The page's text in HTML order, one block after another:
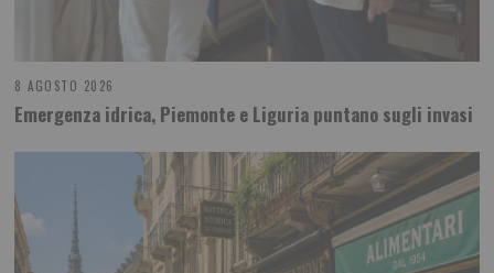
8 AGOSTO 2026
Emergenza idrica, Piemonte e Liguria puntano sugli invasi